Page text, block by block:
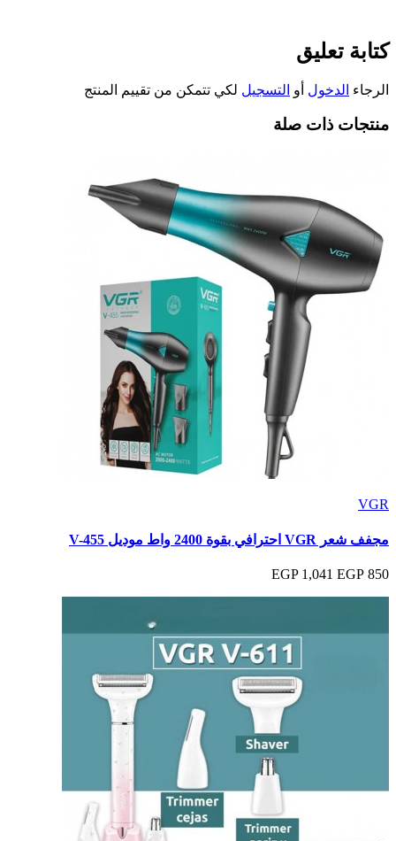
كتابة تعليق
الرجاء الدخول أو التسجيل لكي تتمكن من تقييم المنتج
منتجات ذات صلة
VGR
مجفف شعر VGR احترافي بقوة 2400 واط موديل V-455
850 EGP
1,041 EGP